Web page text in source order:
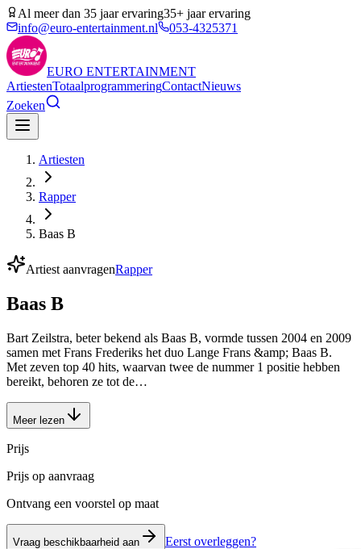
Al meer dan 35 jaar ervaring35+ jaar ervaring
info@euro-entertainment.nl
053-4325371
EURO ENTERTAINMENT
ArtiestenTotaalprogrammeringContactNieuws
Zoeken
Artiesten
Rapper
Baas B
Artiest aanvragenRapper
Baas B
Bart Zeilstra, beter bekend als Baas B, vormde tussen 2004 en 2009
samen met Frans Frederiks het duo Lange Frans &amp; Baas B.
Met zeven top 40 hits, waarvan twee de nummer 1 positie hebben
bereikt, behoren ze tot de…
Meer lezen
Prijs
Prijs op aanvraag
Ontvang een voorstel op maat
Vraag beschikbaarheid aan Eerst overleggen?